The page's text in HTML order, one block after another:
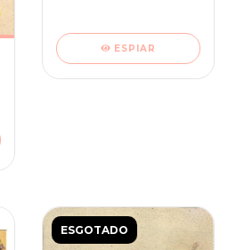
ESPIAR
ESGOTADO